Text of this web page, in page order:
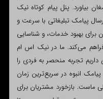
بیاورد. پنل پیام کوتاه نیک
پیامک تبلیغاتی با سرعت و
برای بهبود خدمات، و شناسایی
می‌کند. ما در نیک اس ام
تجربه منحصر به فردی را
انبوه در سریع‌ترین زمان
ماست. بازخورد مشتریان برای